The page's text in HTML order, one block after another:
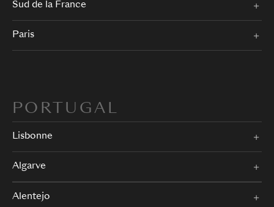
Sud de la France
Paris
PORTUGAL
Lisbonne
Algarve
Alentejo